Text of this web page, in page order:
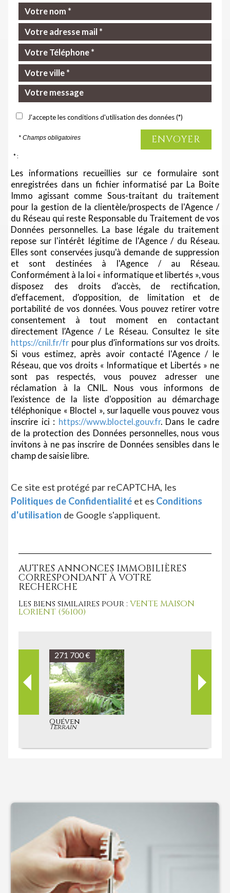
J'accepte les conditions d'utilisation des données (*)
* Champs obligatoires ENVOYER
* :
Les informations recueillies sur ce formulaire sont
enregistrées dans un fichier informatisé par La Boite
Immo agissant comme Sous-traitant du traitement
pour la gestion de la clientèle/prospects de l'Agence /
du Réseau qui reste Responsable du Traitement de vos
Données personnelles. La base légale du traitement
repose sur l'intérêt légitime de l'Agence / du Réseau.
Elles sont conservées jusqu'à demande de suppression
et sont destinées à l'Agence / au Réseau.
Conformément à la loi « informatique et libertés », vous
disposez des droits d’accès, de rectification,
d’effacement, d’opposition, de limitation et de
portabilité de vos données. Vous pouvez retirer votre
consentement à tout moment en contactant
directement l’Agence / Le Réseau. Consultez le site
https://cnil.fr/fr pour plus d’informations sur vos droits.
Si vous estimez, après avoir contacté l'Agence / le
Réseau, que vos droits « Informatique et Libertés » ne
sont pas respectés, vous pouvez adresser une
réclamation à la CNIL. Nous vous informons de
l’existence de la liste d'opposition au démarchage
téléphonique « Bloctel », sur laquelle vous pouvez vous
inscrire ici : https://www.bloctel.gouv.fr. Dans le cadre
de la protection des Données personnelles, nous vous
invitons à ne pas inscrire de Données sensibles dans le
champ de saisie libre.
Ce site est protégé par reCAPTCHA, les
Politiques de Confidentialité et es Conditions
d'utilisation de Google s'appliquent.
AUTRES ANNONCES IMMOBILIÈRES
CORRESPONDANT À VOTRE
RECHERCHE
Les biens similaires pour : VENTE MAISON
LORIENT (56100)
297 180 €